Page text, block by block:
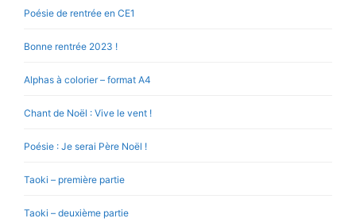
Poésie de rentrée en CE1
Bonne rentrée 2023 !
Alphas à colorier – format A4
Chant de Noël : Vive le vent !
Poésie : Je serai Père Noël !
Taoki – première partie
Taoki – deuxième partie